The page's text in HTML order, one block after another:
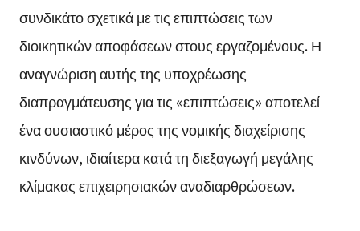
συνδικάτο σχετικά με τις επιπτώσεις των
διοικητικών αποφάσεων στους εργαζομένους. Η
αναγνώριση αυτής της υποχρέωσης
διαπραγμάτευσης για τις «επιπτώσεις» αποτελεί
ένα ουσιαστικό μέρος της νομικής διαχείρισης
κινδύνων, ιδιαίτερα κατά τη διεξαγωγή μεγάλης
κλίμακας επιχειρησιακών αναδιαρθρώσεων.